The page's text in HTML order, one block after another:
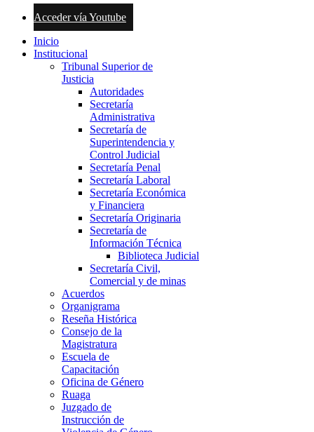
Acceder vía Youtube
Inicio
Institucional
Tribunal Superior de
Justicia
Autoridades
Secretaría
Administrativa
Secretaría de
Superintendencia y
Control Judicial
Secretaría Penal
Secretaría Laboral
Secretaría Económica
y Financiera
Secretaría Originaria
Secretaría de
Información Técnica
Biblioteca Judicial
Secretaría Civil,
Comercial y de minas
Acuerdos
Organigrama
Reseña Histórica
Consejo de la
Magistratura
Escuela de
Capacitación
Oficina de Género
Ruaga
Juzgado de
Instrucción de